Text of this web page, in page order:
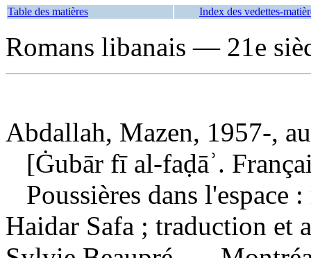
Table des matières Index des vedettes-
Romans libanais — 21e
Abdallah, Mazen, 1957-,
[Ġubār fī al-faḍāʾ.
Poussières dans l'espace
Haidar Safa ; traduction et